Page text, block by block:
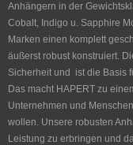
Anhängern in der
Cobalt, Indigo u. Sapphire
Marken einen komplett
äußerst robust konstruiert.
Sicherheit und ist die Basis
Das macht HAPERT zu
Unternehmen und
wollen. Unsere robusten
Leistung zu erbringen und